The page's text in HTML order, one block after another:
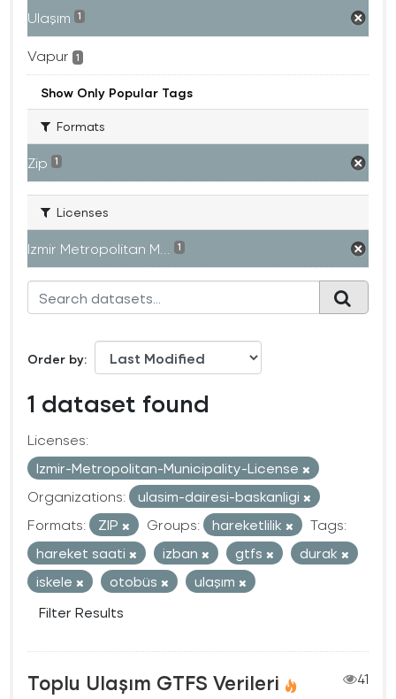
Ulaşım 1
Vapur 1
Show Only Popular Tags
Formats
Zip 1
Licenses
Izmir Metropolitan M... 1
Order by
1 dataset found
Licenses:
Izmir-Metropolitan-Municipality-License
Organizations:
ulasim-dairesi-baskanligi
Formats:
ZIP Groups: hareketlilik
Tags:
hareket saati
izban gtfs
durak
iskele
otobüs
ulaşım
Filter Results
Toplu Ulaşım GTFS Verileri
41